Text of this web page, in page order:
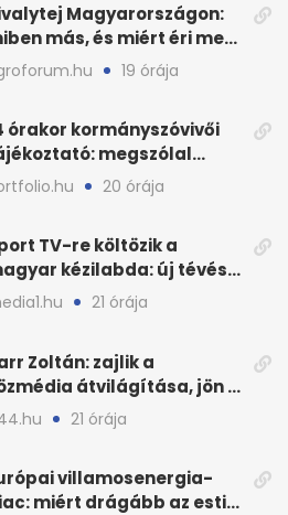
Magyarországon:
más, és miért éri meg
19 órája
órakor kormányszóvivői
megszólal
Péter is20 órája
TV-re költözik a
kézilabda: új tévés
21 órája
Zoltán: zajlik a
átvilágítása, jön a
véleményezés
21 órája
villamosenergia-
miért drágább az esti